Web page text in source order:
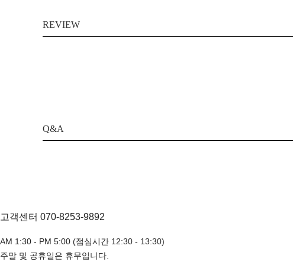
REVIEW
Q&A
고객센터 070-8253-9892
AM 1:30 - PM 5:00 (점심시간 12:30 - 13:30)
주말 및 공휴일은 휴무입니다.